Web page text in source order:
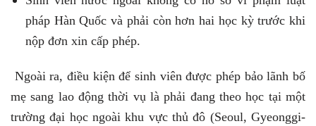
pháp Hàn Quốc và phải còn hơn hai học kỳ trước khi
nộp đơn xin cấp phép.
Ngoài ra, điều kiện để sinh viên được phép bảo lãnh bố
mẹ sang lao động thời vụ là phải đang theo học tại một
trường đại học ngoài khu vực thủ đô (Seoul, Gyeonggi-